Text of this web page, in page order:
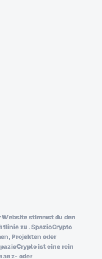
stimmst du den
zu. SpazioCrypto
Projekten oder
ist eine rein
oder